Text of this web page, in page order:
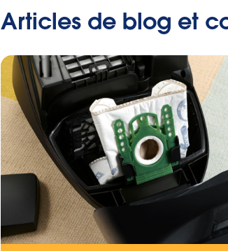
Articles de blog et